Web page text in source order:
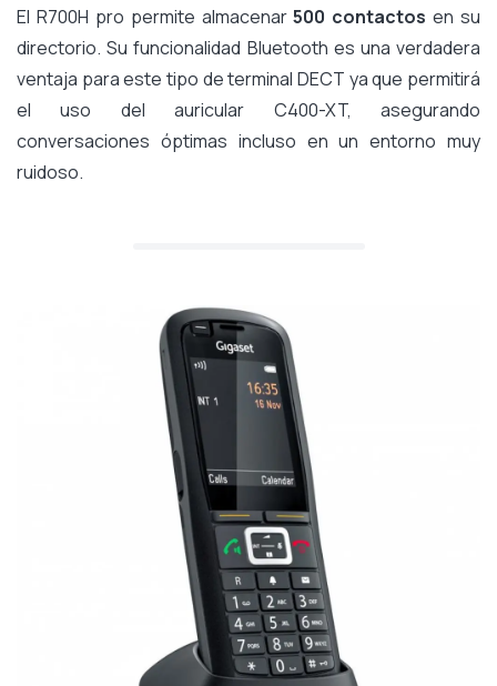
El R700H pro permite almacenar500 contactos en su
directorio. Su funcionalidad Bluetooth es una verdadera
ventaja para este tipo de terminal DECT ya que permitirá
el uso del auricular C400-XT, asegurando
conversaciones óptimas incluso en un entorno muy
ruidoso.